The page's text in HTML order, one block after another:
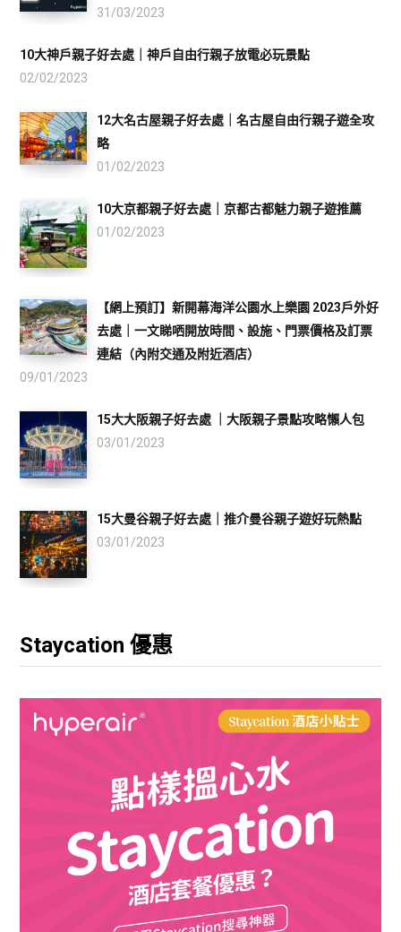
31/03/2023
10大神戶親子好去處｜神戶自由行親子放電必玩景點
02/02/2023
12大名古屋親子好去處｜名古屋自由行親子遊全攻
略
01/02/2023
10大京都親子好去處｜京都古都魅力親子遊推薦
01/02/2023
【網上預訂】新開幕海洋公園水上樂園 2023戶外好
去處｜一文睇哂開放時間、設施、門票價格及訂票
連結（內附交通及附近酒店）
09/01/2023
15大大阪親子好去處 ｜大阪親子景點攻略懶人包
03/01/2023
15大曼谷親子好去處｜推介曼谷親子遊好玩熱點
03/01/2023
Staycation 優惠